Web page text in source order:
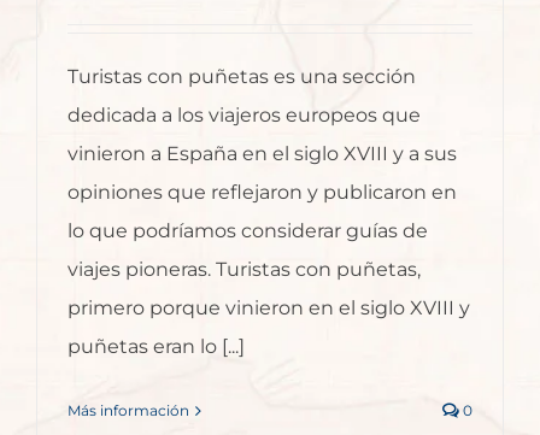
Turistas con puñetas es una sección
dedicada a los viajeros europeos que
vinieron a España en el siglo XVIII y a sus
opiniones que reflejaron y publicaron en
lo que podríamos considerar guías de
viajes pioneras. Turistas con puñetas,
primero porque vinieron en el siglo XVIII y
puñetas eran lo [...]
Más información 0